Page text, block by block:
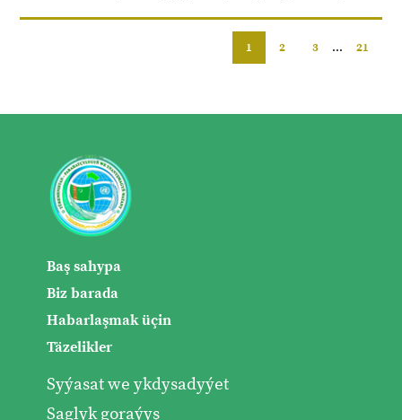
1 2 3 ... 21
Baş sahypa
Biz barada
Habarlaşmak üçin
Täzelikler
Syýasat we ykdysadyýet
Saglyk goraýyş